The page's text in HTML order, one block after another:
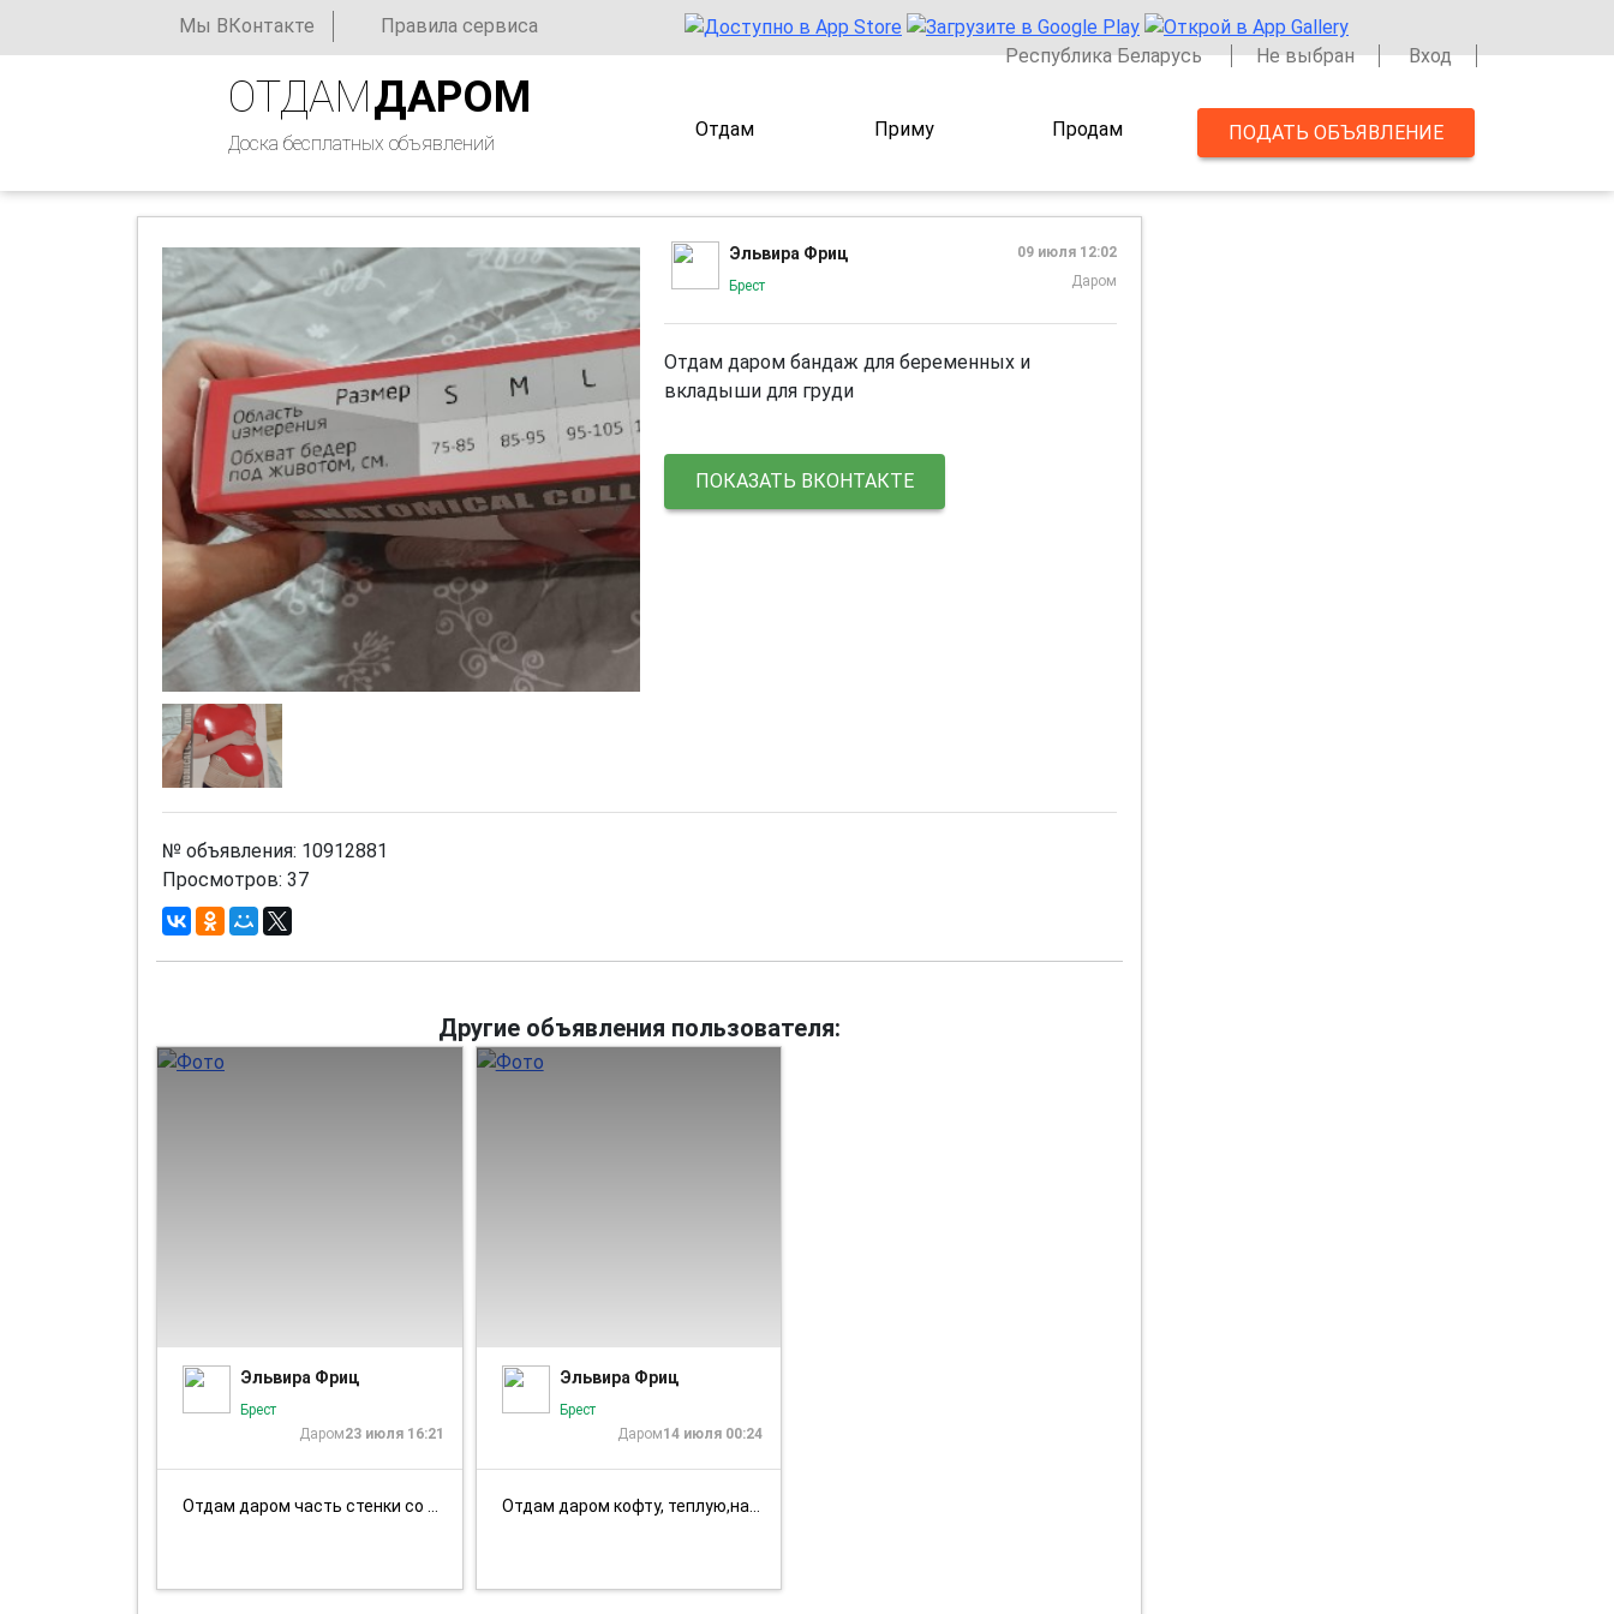
Мы ВКонтакте
Правила сервиса
Республика Беларусь
Не выбран Вход
ОТДАМДАРОМ
Доска бесплатных объявлений
Отдам Приму Продам ПОДАТЬ ОБЪЯВЛЕНИЕ
Эльвира Фриц
Брест
09 июля 12:02
Даром
Отдам даром бандаж для беременных и
вкладыши для груди
ПОКАЗАТЬ ВКОНТАКТЕ
№ объявления: 10912881
Просмотров: 37
Другие объявления пользователя:
Эльвира Фриц
Брест
23 июля 16:21
Даром
Отдам даром часть стенки со стеклом. Речица -смирнова
Эльвира Фриц
Брест
14 июля 00:24
Даром
Отдам даром кофту, теплую,на замке. Речица